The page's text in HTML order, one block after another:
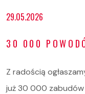
29.05.2026
30 000
Z radością
już 30 000